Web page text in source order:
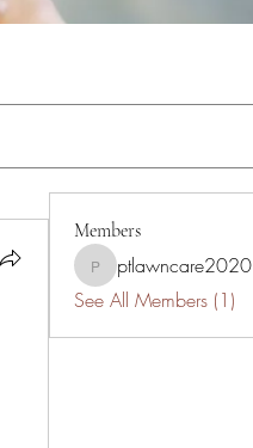
Members
ptlawncare2020
ptlawncare2020
See All Members (1)